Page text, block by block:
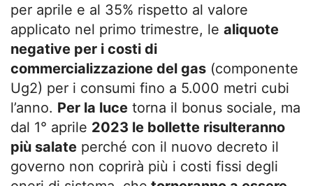
per aprile e al 35% rispetto al valore
applicato nel primo trimestre, le aliquote
negative per i costi di
commercializzazione del gas (componente
Ug2) per i consumi fino a 5.000 metri cubi
l’anno. Per la luce torna il bonus sociale, ma
dal 1° aprile 2023 le bollette risulteranno
più salate perché con il nuovo decreto il
governo non coprirà più i costi fissi degli